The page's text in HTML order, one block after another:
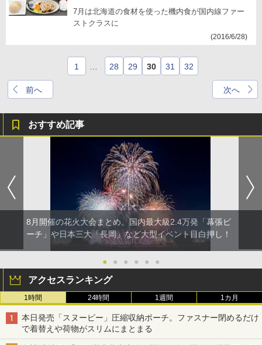
7月は北海道の食材を使った機内食が国内線ファー
ストクラスに
(2016/6/28)
前へ
1 28 29 30 31 32
次へ
おすすめ記事
8月開催の花火大会まとめ。国内最大級2.4万発「幕張ビ
ーチ」や日本三大「長岡」など大型イベント目白押し！
● ● ● ● ● ●
アクセスランキング
1時間 24時間 1週間 1カ月
本日発売「スヌーピー」圧縮収納ポーチ。ファスナー閉めるだけ
で着替えや荷物がスリムにまとまる